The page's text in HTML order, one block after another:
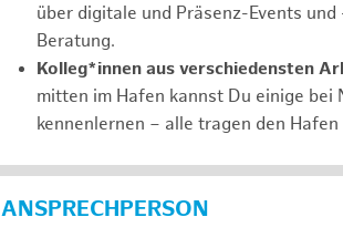
über digitale und Präsenz-Events
Beratung.
Kolleg*innen aus verschiedensten
mitten im Hafen kannst Du einige
kennenlernen – alle tragen den Hafen
ANSPRECHPERSON